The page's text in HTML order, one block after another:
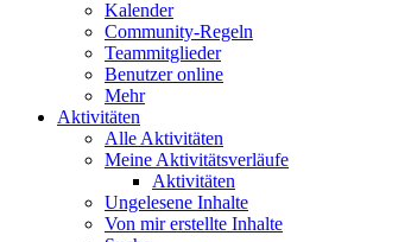
Kalender
Community-Regeln
Teammitglieder
Benutzer online
Mehr
Aktivitäten
Alle Aktivitäten
Meine Aktivitätsverläufe
Aktivitäten
Ungelesene Inhalte
Von mir erstellte Inhalte